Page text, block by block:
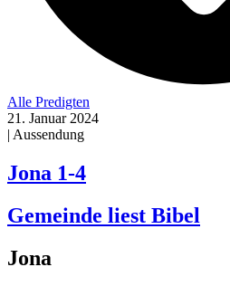
Alle Predigten
21. Januar 2024
| Aussendung
Jona 1-4
Gemeinde liest Bibel
Jona